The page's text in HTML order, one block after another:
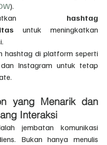
).
hashtag
untuk meningkatkan
hashtag di platform seperti
Instagram untuk tetap
yang Menarik dan
Interaksi
jembatan komunikasi
Bukan hanya menulis